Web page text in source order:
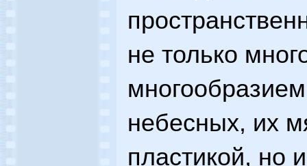
не только
небесных, их
пластикой, но